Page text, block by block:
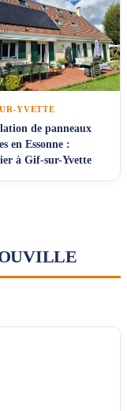
YVETTE
de panneaux
en Essonne :
à Gif-sur-Yvette